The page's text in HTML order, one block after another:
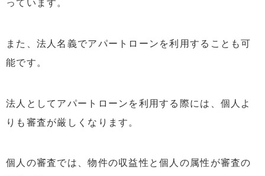
っています。
また、法人名義でアパートローンを利用することも可
能です。
法人としてアパートローンを利用する際には、個人よ
りも審査が厳しくなります。
個人の審査では、物件の収益性と個人の属性が審査の